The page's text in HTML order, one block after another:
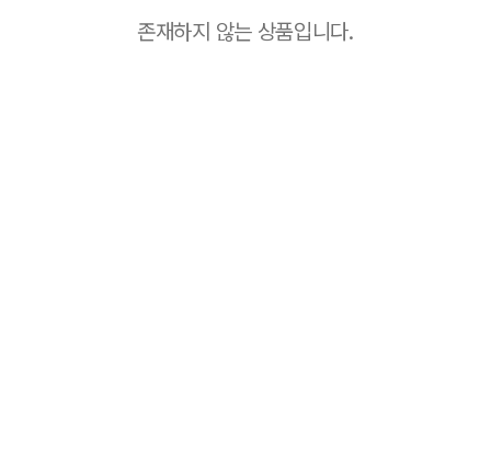
존재하지 않는 상품입니다.